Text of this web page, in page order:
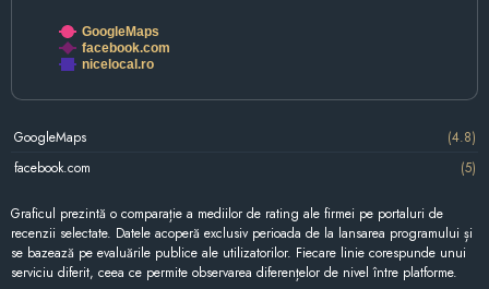
GoogleMaps
facebook.com
nicelocal.ro
GoogleMaps
(4.8)
facebook.com
(5)
Graficul prezintă o comparație a mediilor de rating ale firmei pe portaluri de
recenzii selectate. Datele acoperă exclusiv perioada de la lansarea programului și
se bazează pe evaluările publice ale utilizatorilor. Fiecare linie corespunde unui
serviciu diferit, ceea ce permite observarea diferențelor de nivel între platforme.